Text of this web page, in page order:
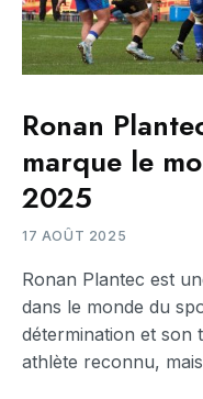
Ronan
marque le
2025
17 AOÛT 2025
Ronan Plantec est
dans le monde du
détermination et son
athlète reconnu, mais